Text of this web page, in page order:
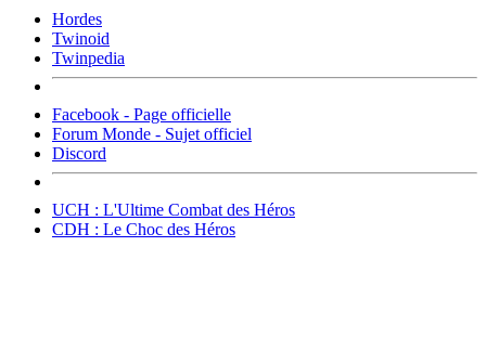
Hordes
Twinoid
Twinpedia
Facebook - Page officielle
Forum Monde - Sujet officiel
Discord
UCH : L'Ultime Combat des Héros
CDH : Le Choc des Héros